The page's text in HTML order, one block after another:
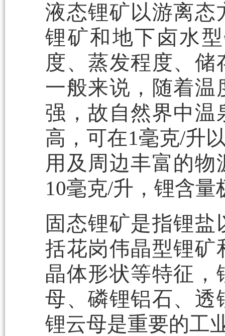
液态锂矿以游离态
锂矿和地下卤水
度、蒸发程度、
一般来说，随着
强，故自然界中温
高，可在1毫克/升
用及周边丰富的
10毫克/升，锂含
固态锂矿是指锂
括花岗伟晶型锂矿
晶体形状等特征
母、磷锂铝石、透
锂云母是重要的工